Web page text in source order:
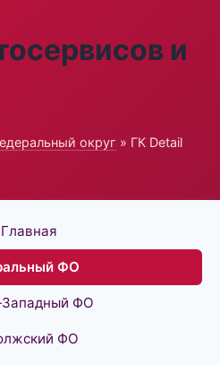
и
округ » ГК Detail
ФО
ФО
ФО